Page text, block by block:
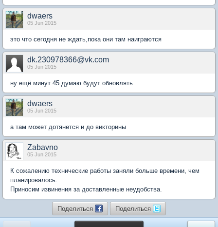
dwaers
05 Jun 2015
это что сегодня не ждать,пока они там наиграются
dk.230978366@vk.com
05 Jun 2015
ну ещё минут 45 думаю будут обновлять
dwaers
05 Jun 2015
а там может дотянется и до викторины
Zabavno
05 Jun 2015
К сожалению технические работы заняли больше времени, чем
планировалось.
Приносим извинения за доставленные неудобства.
Поделиться Поделиться